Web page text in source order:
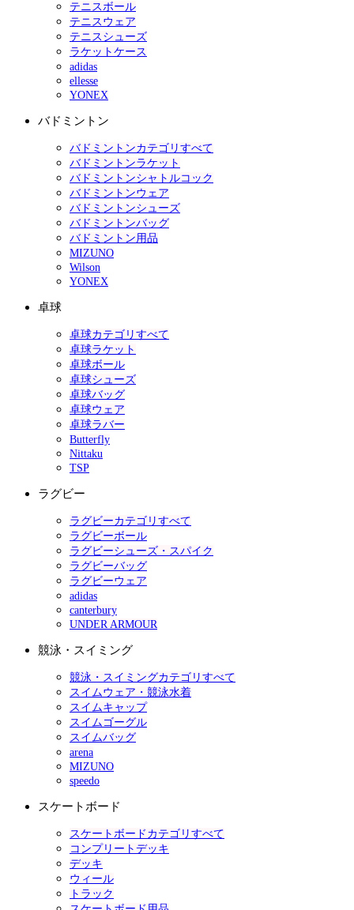
テニスボール
テニスウェア
テニスシューズ
ラケットケース
adidas
ellesse
YONEX
バドミントン
バドミントンカテゴリすべて
バドミントンラケット
バドミントンシャトルコック
バドミントンウェア
バドミントンシューズ
バドミントンバッグ
バドミントン用品
MIZUNO
Wilson
YONEX
卓球
卓球カテゴリすべて
卓球ラケット
卓球ボール
卓球シューズ
卓球バッグ
卓球ウェア
卓球ラバー
Butterfly
Nittaku
TSP
ラグビー
ラグビーカテゴリすべて
ラグビーボール
ラグビーシューズ・スパイク
ラグビーバッグ
ラグビーウェア
adidas
canterbury
UNDER ARMOUR
競泳・スイミング
競泳・スイミングカテゴリすべて
スイムウェア・競泳水着
スイムキャップ
スイムゴーグル
スイムバッグ
arena
MIZUNO
speedo
スケートボード
スケートボードカテゴリすべて
コンプリートデッキ
デッキ
ウィール
トラック